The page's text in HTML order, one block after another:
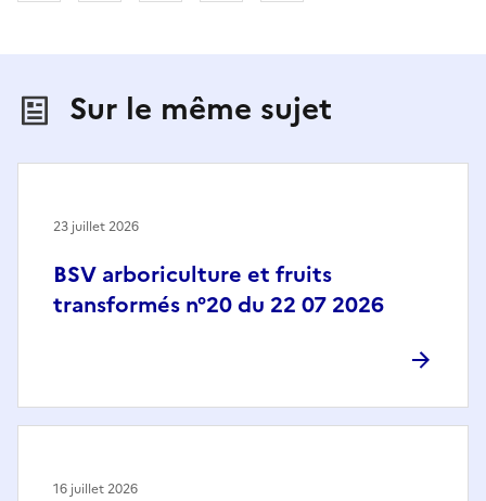
Sur le même sujet
BSV arboriculture et fruits
transformés n°20 du 22 07 2026
23 juillet 2026
16 juillet 2026